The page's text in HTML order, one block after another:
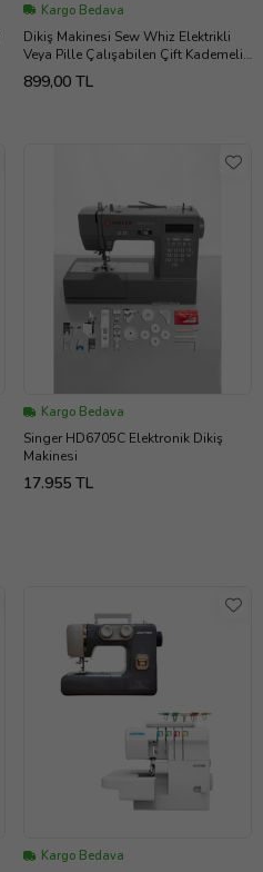
Kargo Bedava
Dikiş Makinesi Sew Whiz Elektrikli
Veya Pille Çalışabilen Çift Kademeli
Işıklı Mini
899,00 TL
Kargo Bedava
Singer HD6705C Elektronik Dikiş
Makinesi
17.955 TL
Kargo Bedava